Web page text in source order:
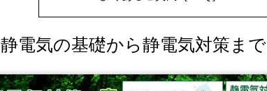
静電気の基礎から静電気対策まで